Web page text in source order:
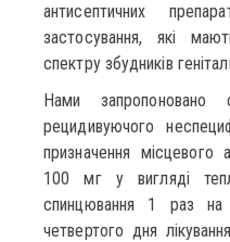
антисептичних
застосування, які
спектру збудників
Нами запропоновано
рецидивуючого
призначення
100 мг у вигляді
спинцювання 1 раз
четвертого дня